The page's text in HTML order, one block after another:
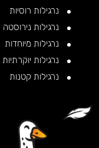
נרגילות רוסיות
נרגילות נירוסטה
נרגילות מיוחדות
נרגילות יוקרתיות
נרגילות קטנות